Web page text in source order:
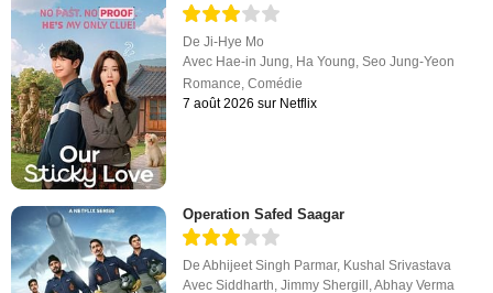
DeJi-Hye Mo
Avec Hae-in Jung Ha Young ,Seo Jung-Yeon
Romance ,Comédie
7 août 2026 sur Netflix
Operation Safed Saagar
DeAbhijeet Singh Parmar, Kushal Srivastava
AvecSiddharth,Jimmy Shergill ,Abhay Verma